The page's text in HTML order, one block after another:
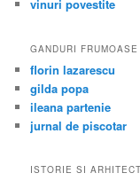
vinuri povestite
GANDURI FRUMOASE
florin lazarescu
gilda popa
ileana partenie
jurnal de piscotar
ISTORIE SI